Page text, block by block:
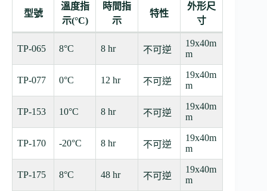
型號
溫度指
示(°C)
時間指
示
特性
外形尺
寸
TP-065 8°C 8 hr 不可逆
19x40m
m
TP-077 0°C 12 hr 不可逆
19x40m
m
TP-153 10°C 8 hr 不可逆
19x40m
m
TP-170 -20°C 8 hr 不可逆
19x40m
m
TP-175 8°C 48 hr 不可逆
19x40m
m